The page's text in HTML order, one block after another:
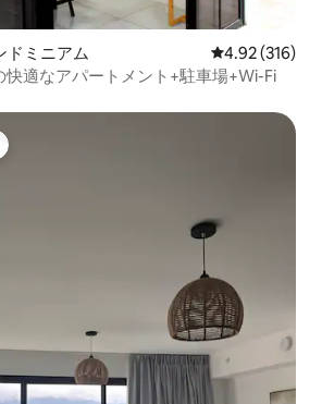
ドミニアム レビュー316
4.92 (316)
快適なアパートメント+駐車場+Wi-Fi
スです。